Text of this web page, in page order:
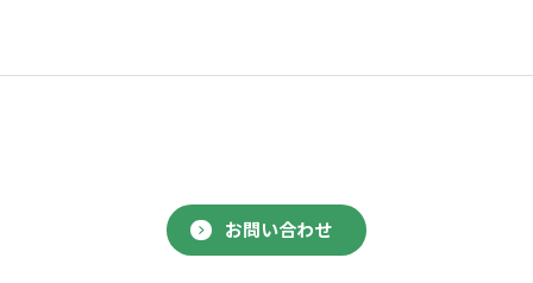
お問い合わせ